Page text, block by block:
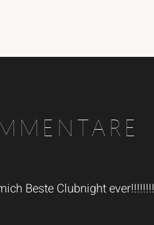
Beste Clubnight ever!!!!!!!!